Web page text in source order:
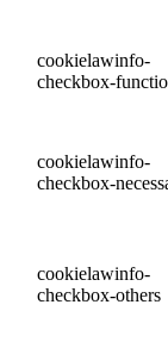
cookielawinfo-
checkbox-
cookielawinfo-
checkbox-
cookielawinfo-
checkbox-others